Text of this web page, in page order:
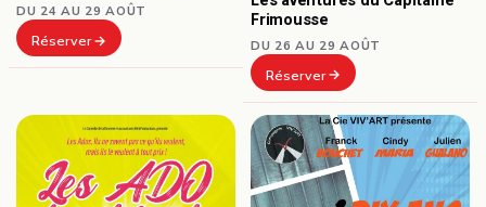
DU 24 AU 29 AOÛT
Réserver
Frimousse
DU 26 AU 29 AOÛT
Réserver